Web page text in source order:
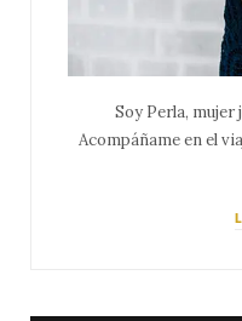
Soy Perla, mujer
Acompáñame en el